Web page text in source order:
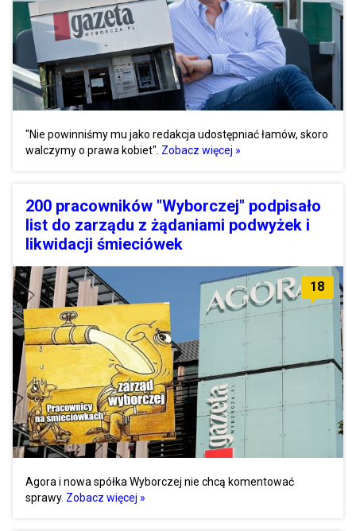
"Nie powinniśmy mu jako redakcja udostępniać łamów, skoro
walczymy o prawa kobiet". Zobacz więcej »
200 pracowników "Wyborczej" podpisało
list do zarządu z żądaniami podwyżek i
likwidacji śmieciówek
18
Agora i nowa spółka Wyborczej nie chcą komentować
sprawy. Zobacz więcej »